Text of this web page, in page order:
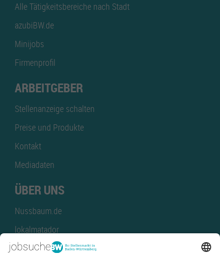
Alle Tätigkeitsbereiche nach Stadt
azubiBW.de
Minijobs
Firmenprofil
ARBEITGEBER
Stellenanzeige schalten
Preise und Produkte
Kontakt
Mediadaten
ÜBER UNS
Nussbaum.de
lokalmatador
kaufinBW